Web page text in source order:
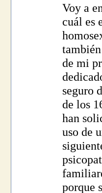
Voy a
cuál es
de mi
seguro
de los
han
uso de
porque